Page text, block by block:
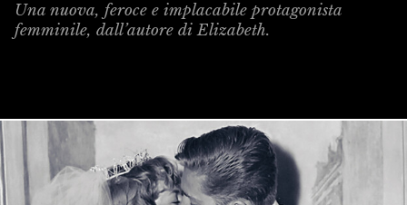
Una nuova, feroce e implacabile protagonista
femminile, dall’autore di Elizabeth.